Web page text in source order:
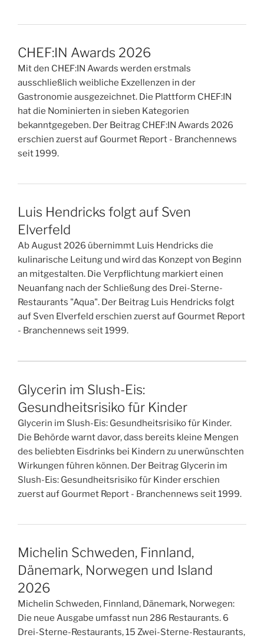
CHEF:IN Awards 2026
Mit den CHEF:IN Awards werden erstmals
ausschließlich weibliche Exzellenzen in der
Gastronomie ausgezeichnet. Die Plattform CHEF:IN
hat die Nominierten in sieben Kategorien
bekanntgegeben. Der Beitrag CHEF:IN Awards 2026
erschien zuerst auf Gourmet Report - Branchennews
seit 1999.
Luis Hendricks folgt auf Sven
Elverfeld
Ab August 2026 übernimmt Luis Hendricks die
kulinarische Leitung und wird das Konzept von Beginn
an mitgestalten. Die Verpflichtung markiert einen
Neuanfang nach der Schließung des Drei-Sterne-
Restaurants "Aqua". Der Beitrag Luis Hendricks folgt
auf Sven Elverfeld erschien zuerst auf Gourmet Report
- Branchennews seit 1999.
Glycerin im Slush-Eis:
Gesundheitsrisiko für Kinder
Glycerin im Slush-Eis: Gesundheitsrisiko für Kinder.
Die Behörde warnt davor, dass bereits kleine Mengen
des beliebten Eisdrinks bei Kindern zu unerwünschten
Wirkungen führen können. Der Beitrag Glycerin im
Slush-Eis: Gesundheitsrisiko für Kinder erschien
zuerst auf Gourmet Report - Branchennews seit 1999.
Michelin Schweden, Finnland,
Dänemark, Norwegen und Island
2026
Michelin Schweden, Finnland, Dänemark, Norwegen:
Die neue Ausgabe umfasst nun 286 Restaurants. 6
Drei-Sterne-Restaurants, 15 Zwei-Sterne-Restaurants,